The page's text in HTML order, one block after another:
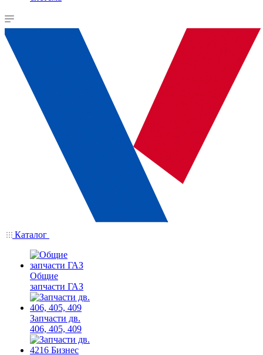
Каталог
Общие
запчасти ГАЗ
Запчасти дв.
406, 405, 409